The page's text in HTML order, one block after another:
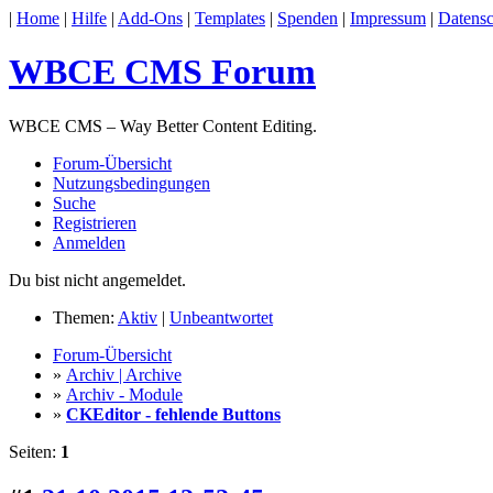
| Home | Hilfe | Add-Ons | Templates | Spenden | Impressum |
WBCE CMS Forum
WBCE CMS – Way Better Content Editing.
Forum-Übersicht
Nutzungsbedingungen
Suche
Registrieren
Anmelden
Du bist nicht angemeldet.
Themen: Aktiv | Unbeantwortet
Forum-Übersicht
» Archiv | Archive
» Archiv - Module
» CKEditor - fehlende Buttons
Seiten: 1